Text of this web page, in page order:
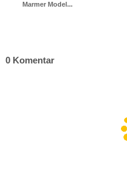
Marmer Model...
0 Komentar